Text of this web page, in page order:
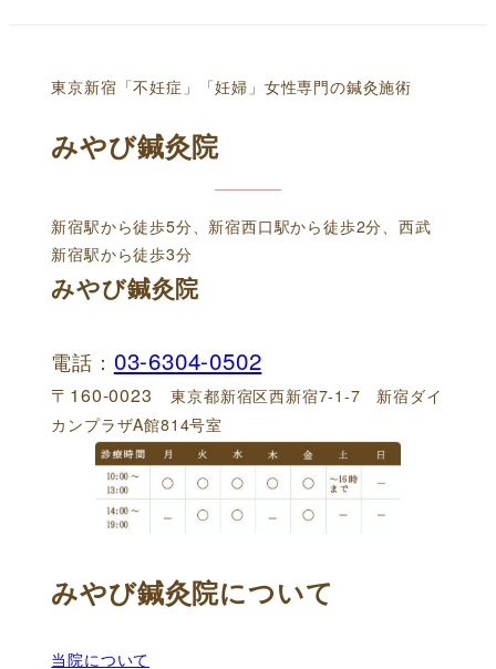
東京新宿「不妊症」「妊婦」女性専門の鍼灸施術
みやび鍼灸院
新宿駅から徒歩5分、新宿西口駅から徒歩2分、西武
新宿駅から徒歩3分
みやび鍼灸院
電話： 03-6304-0502
〒160-0023東京都新宿区西新宿7-1-7 新宿ダイ
カンプラザA館814号室
みやび鍼灸院について
当院について